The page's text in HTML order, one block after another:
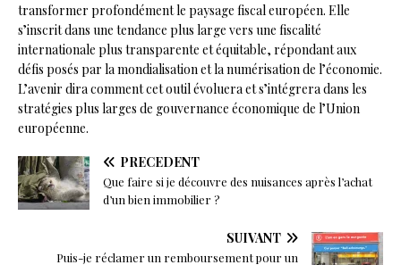
transformer profondément le paysage fiscal européen. Elle
s’inscrit dans une tendance plus large vers une fiscalité
internationale plus transparente et équitable, répondant aux
défis posés par la mondialisation et la numérisation de l’économie.
L’avenir dira comment cet outil évoluera et s’intégrera dans les
stratégies plus larges de gouvernance économique de l’Union
européenne.
PRÉCÉDENT
Que faire si je découvre des nuisances après l’achat
d’un bien immobilier ?
SUIVANT
Puis-je réclamer un remboursement pour un